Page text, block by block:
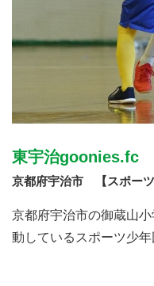
東宇治goonies.fc
京都府宇治市 【スポーツ
京都府宇治市の御蔵山
動しているスポーツ少年